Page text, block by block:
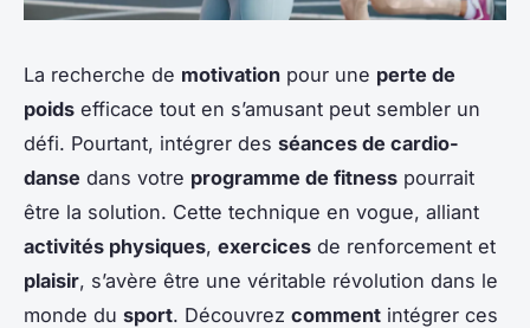
La recherche de motivation pour une perte de
poids efficace tout en s’amusant peut sembler un
défi. Pourtant, intégrer des séances de cardio-
danse dans votre programme de fitness pourrait
être la solution. Cette technique en vogue, alliant
activités physiques, exercices de renforcement et
plaisir, s’avère être une véritable révolution dans le
monde du sport. Découvrez comment intégrer ces